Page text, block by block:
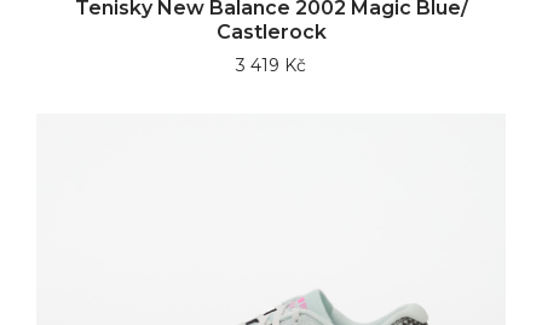
Tenisky New Balance 2002 Magic Blue/
Castlerock
3 419 Kč